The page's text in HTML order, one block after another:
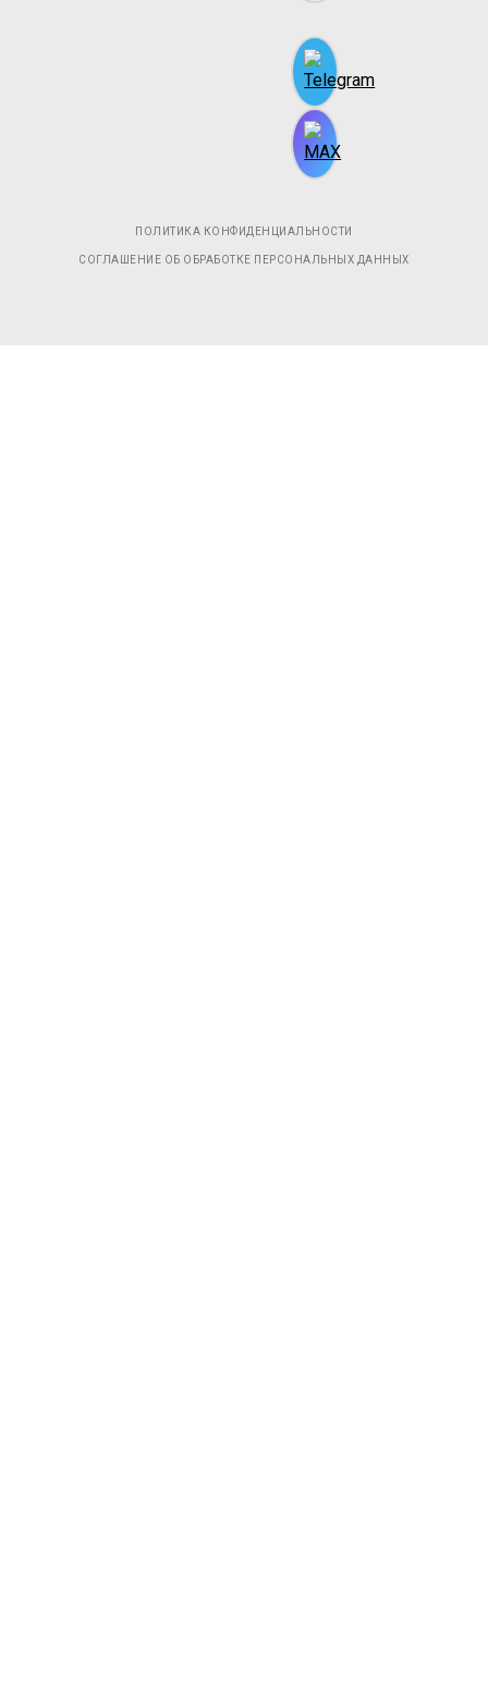
ПОЛИТИКА КОНФИДЕНЦИАЛЬНОСТИ
СОГЛАШЕНИЕ ОБ ОБРАБОТКЕ ПЕРСОНАЛЬНЫХ ДАННЫХ